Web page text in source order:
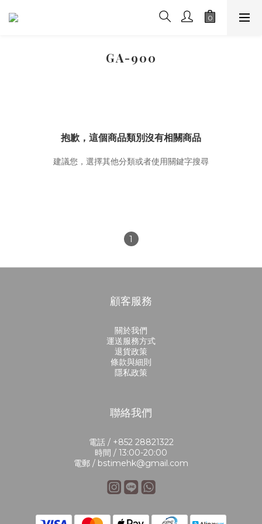
GA-900
抱歉，這個商品類別沒有相關商品
建議您，選擇其他分類或者使用關鍵字搜尋
1
顧客服務
關於我們
運送服務方式
退貨政策
條款與細則
隱私政策
聯絡我們
電話 / +852 28821322
時間 / 13:00-20:00
電郵 / bstimehk@gmail.com